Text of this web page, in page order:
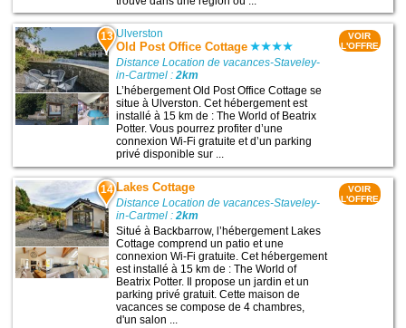
13 Ulverston
Old Post Office Cottage
Distance Location de vacances-Staveley-
in-Cartmel :2km
L’hébergement Old Post Office Cottage se
situe à Ulverston. Cet hébergement est
installé à 15 km de : The World of Beatrix
Potter. Vous pourrez profiter d’une
connexion Wi-Fi gratuite et d’un parking
privé disponible sur ...
VOIR
L'OFFRE
14 Lakes Cottage
Distance Location de vacances-Staveley-
in-Cartmel :2km
Situé à Backbarrow, l’hébergement Lakes
Cottage comprend un patio et une
connexion Wi-Fi gratuite. Cet hébergement
est installé à 15 km de : The World of
Beatrix Potter. Il propose un jardin et un
parking privé gratuit. Cette maison de
vacances se compose de 4 chambres,
d'un salon ...
VOIR
L'OFFRE